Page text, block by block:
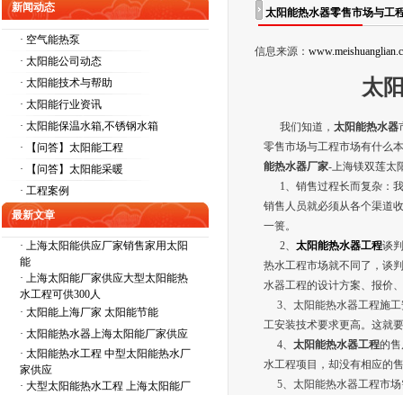
新闻动态
· 空气能热泵
· 太阳能公司动态
· 太阳能技术与帮助
· 太阳能行业资讯
· 太阳能保温水箱,不锈钢水箱
· 【问答】太阳能工程
· 【问答】太阳能采暖
· 工程案例
最新文章
· 上海太阳能供应厂家销售家用太阳
能
· 上海太阳能厂家供应大型太阳能热
水工程可供300人
· 太阳能上海厂家 太阳能节能
· 太阳能热水器上海太阳能厂家供应
· 太阳能热水工程 中型太阳能热水厂
家供应
· 大型太阳能热水工程 上海太阳能厂
太阳能热水器零售市场与工
信息来源：
太
我们知道，太阳能热水器
零售市场与工程市场有什么
能热水器厂家-上海镁双莲太
1、销售过程长而复杂：我
销售人员就必须从各个渠道
一篑。
2、太阳能热水器工程谈
热水工程市场就不同了，谈
水器工程的设计方案、报价
3、太阳能热水器工程施工
工安装技术要求更高。这就
4、太阳能热水器工程的
水工程项目，却没有相应的
5、太阳能热水器工程市场